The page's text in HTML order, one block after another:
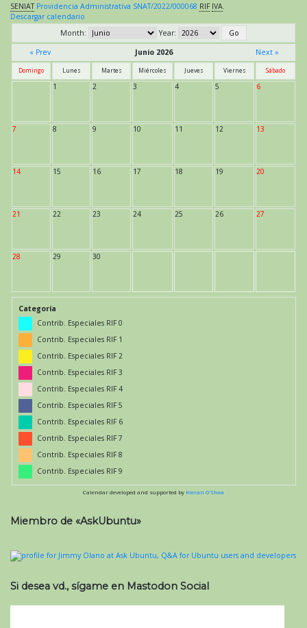
SENIAT Providencia Administrativa SNAT/2022/000068 RIF IVA
Descargar calendario
Month:
Year:
« Prev
Junio 2026 Next »
Domingo Lunes Martes Miércoles Jueves Viernes Sábado
1 2 3 4 5 6
7 8 9 10 11 12 13
14 15 16 17 18 19 20
21 22 23 24 25 26 27
28 29 30
Categoría
Contrib. Especiales RIF 0
Contrib. Especiales RIF 1
Contrib. Especiales RIF 2
Contrib. Especiales RIF 3
Contrib. Especiales RIF 4
Contrib. Especiales RIF 5
Contrib. Especiales RIF 6
Contrib. Especiales RIF 7
Contrib. Especiales RIF 8
Contrib. Especiales RIF 9
Calendar developed and supported by Kieran O'Shea
Miembro de «AskUbuntu»
Si desea vd., sígame en Mastodon Social